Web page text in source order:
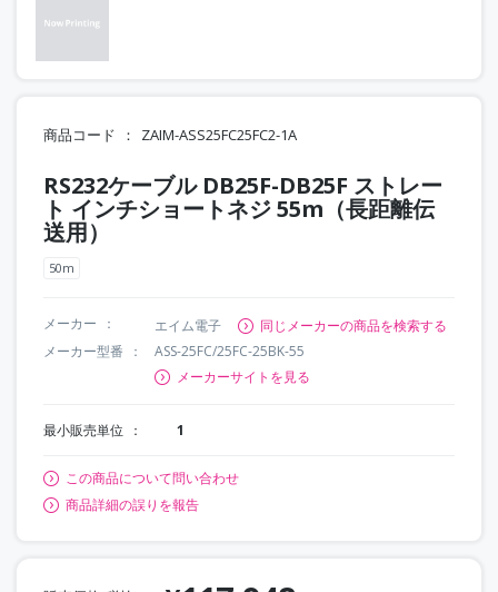
商品コード ZAIM-ASS25FC25FC2-1A
RS232ケーブル DB25F-DB25F ストレー
ト インチショートネジ 55m（長距離伝
送用）
50m
メーカー エイム電子
同じメーカーの商品を検索する
メーカー型番
ASS-25FC/25FC-25BK-55
メーカーサイトを見る
最小販売単位 1
この商品について問い合わせ
商品詳細の誤りを報告